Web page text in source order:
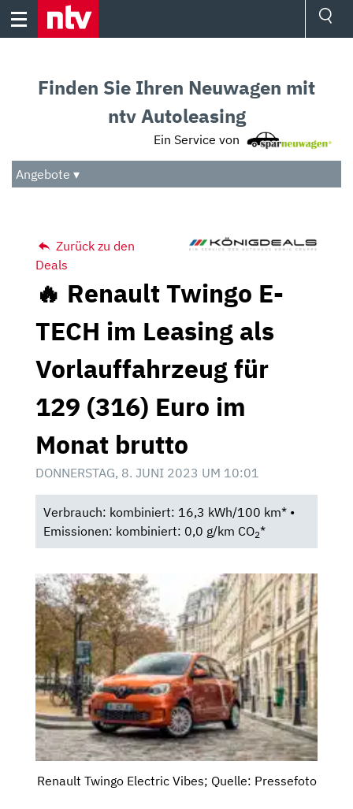
Skip
Audio
Das Beste
Finden Sie Ihren Neuwagen mit
ntv Autoleasing
Ein Service von
Angebote ▾
Zurück zu den
Deals
🔥 Renault Twingo E-
TECH im Leasing als
Vorlauffahrzeug für
129 (316) Euro im
Monat brutto
DONNERSTAG, 8. JUNI 2023 UM 10:01
Verbrauch: kombiniert: 16,3 kWh/100 km* •
Emissionen: kombiniert: 0,0 g/km CO2*
Renault Twingo Electric Vibes; Quelle: Pressefoto